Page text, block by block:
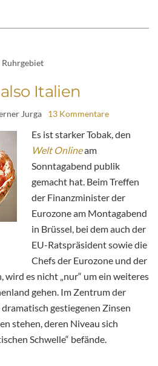
Ruhrgebiet
Italien
Jurga 13 Kommentare
Es ist starker Tobak, den
Welt Onlineam
Sonntagabend publik
gemacht hat. Beim Treffen
der Finanzminister der
Eurozone am Montagabend
in Brüssel, bei dem auch der
EU-Ratspräsident sowie die
Chefs der Eurozone und der
wird es nicht „nur“ um ein weiteres
gehen. Im Zentrum der
gestiegenen Zinsen
stehen, deren Niveau sich
Schwelle“ befände.